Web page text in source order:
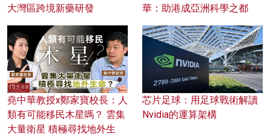
大灣區跨境新藥研發
華：助港成亞洲科學之都
堯中華教授x鄭家寶校長：人
類有可能移民木星嗎？ 雲集
大量衛星 積極尋找地外生
芯片足球：用足球戰術解讀
Nvidia的運算架構